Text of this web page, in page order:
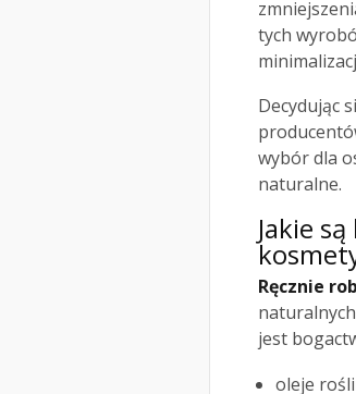
tych
Decydując
wybór dla
naturalne.
Jakie
Ręcznie
jest
oleje